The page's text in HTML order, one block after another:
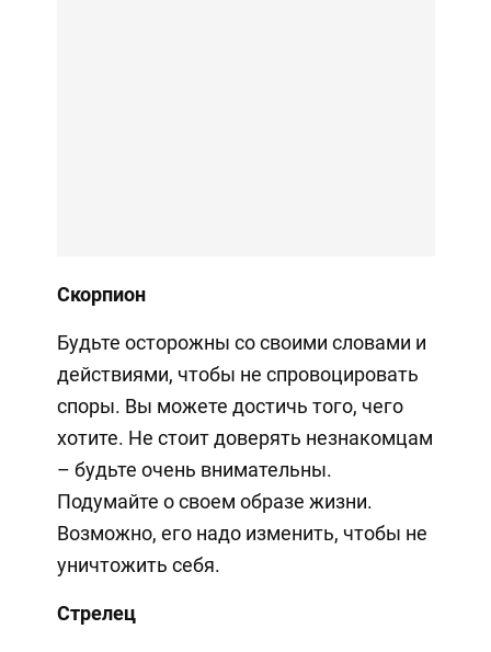
Скорпион
Будьте осторожны со своими словами и
действиями, чтобы не спровоцировать
споры. Вы можете достичь того, чего
хотите. Не стоит доверять незнакомцам
– будьте очень внимательны.
Подумайте о своем образе жизни.
Возможно, его надо изменить, чтобы не
уничтожить себя.
Стрелец